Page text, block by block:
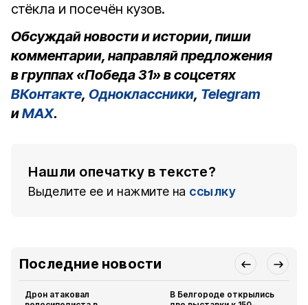
стёкла и посечён кузов.
Обсуждай новости и истории, пиши
комментарии, направляй предложения
в группах «Победа 31» в соцсетях
ВКонтакте, Одноклассники, Telegram
иMAX.
Нашли опечатку в тексте?
Выделите ее и нажмите на ссылку
Последние новости
Дрон атаковал
В Белгороде открылись